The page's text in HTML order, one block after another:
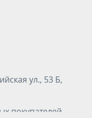
ул., 53 Б,
покупателей